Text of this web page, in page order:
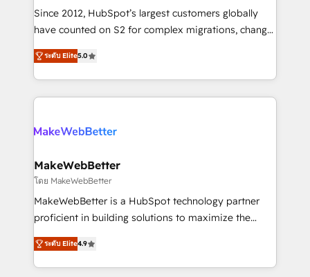
HubSpot and vetted by the CCS, which means we
can support public sector companies as well the
HubSpot implementation - HubSpot CMS website
decisions with data - Find a new voice and reach
investment
Since 2012, HubSpot’s largest customers globally
have counted on S2 for complex migrations, change
management, systems integration, and creative
solutions that deliver measurable impact and
transform brand experiences As one of the few full-
service creative agencies in the HubSpot
winning design to build scalable, globally
marketing campaigns, & RevOps frameworks that
fuel long-term success We connect the entire
customer lifecycle through seamless integrations,
ensure long-term adoption with change-
and service to drive sustainable growth With 6 key
HubSpot accreditations and experience across
ระดับ Elite5.0
MakeWebBetter
โดย MakeWebBetter
MakeWebBetter is a HubSpot technology partner
proficient in building solutions to maximize the
operational efficiency of HubSpot. The fastest-
growing tech-enabler & facilitator, MakeWebBetter,
hands you the blend of HubSpot expertise &
ระดับ Elite4.9